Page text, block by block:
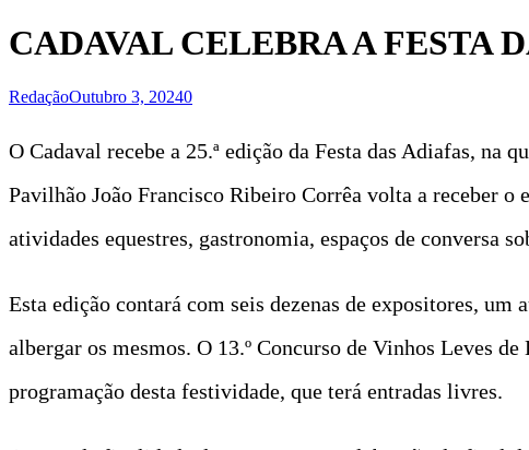
CADAVAL CELEBRA A FESTA
RedaçãoOutubro 3, 20240
O Cadaval recebe a 25.ª edição da Festa das Adiafas,
Pavilhão João Francisco Ribeiro Corrêa volta a receber
atividades equestres, gastronomia, espaços de conversa
Esta edição contará com seis dezenas de expositores,
albergar os mesmos. O 13.º Concurso de Vinhos Leves
programação desta festividade, que terá entradas livres.